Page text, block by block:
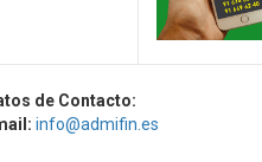
de Contacto:
info@admifin.es